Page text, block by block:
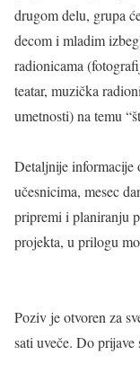
drugom delu, grupa
decom i mladim
radionicama
teatar, muzička
umetnosti) na temu
Detaljnije informacije
učesnicima, mesec
pripremi i planiranju
projekta, u prilogu
Poziv je otvoren za
sati uveče. Do